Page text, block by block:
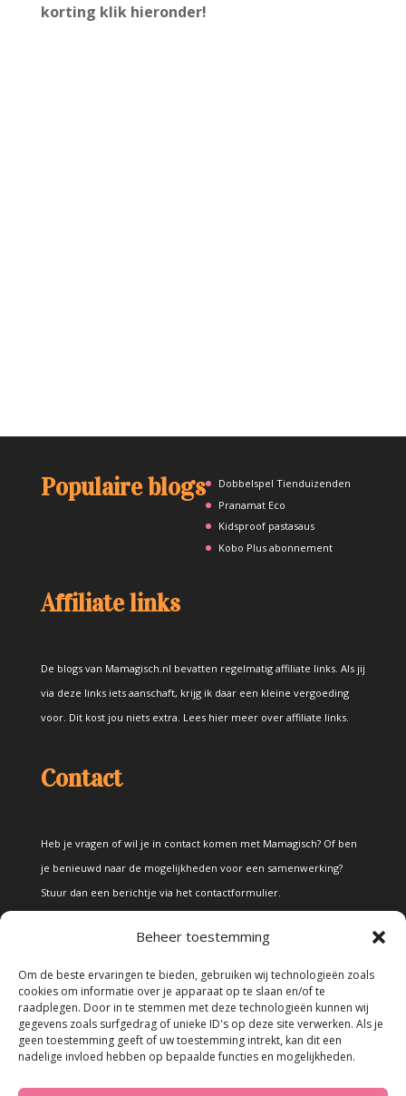
Beheer toestemming
Om de beste ervaringen te bieden, gebruiken wij technologieën zoals
cookies om informatie over je apparaat op te slaan en/of te
raadplegen. Door in te stemmen met deze technologieën kunnen wij
gegevens zoals surfgedrag of unieke ID's op deze site verwerken. Als je
geen toestemming geeft of uw toestemming intrekt, kan dit een
nadelige invloed hebben op bepaalde functies en mogelijkheden.
korting klik hieronder!
Populaire blogs
Dobbelspel Tienduizenden
Pranamat Eco
Kidsproof pastasaus
Kobo Plus abonnement
Affiliate links
De blogs van Mamagisch.nl bevatten regelmatig affiliate links. Als jij
via deze links iets aanschaft, krijg ik daar een kleine vergoeding
voor. Dit kost jou niets extra. Lees hier meer over affiliate links.
Contact
Heb je vragen of wil je in contact komen met Mamagisch? Of ben
je benieuwd naar de mogelijkheden voor een samenwerking?
Stuur dan een berichtje via het contactformulier.
Alle teksten en foto's op deze site zijn eigendom van Mamagisch.
Teksten en foto's van Mamagisch mogen onder geen beding
zonder toestemming worden overgenomen. Wanneer er gebruik
wordt gemaakt van teksten en foto's van derden, zal dit